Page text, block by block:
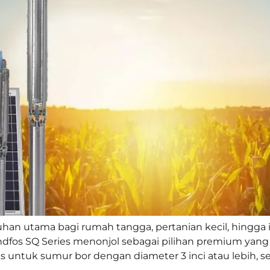
utama bagi rumah tangga, pertanian kecil, hingga
SQ Series menonjol sebagai pilihan premium
untuk sumur bor dengan diameter 3 inci atau lebih,